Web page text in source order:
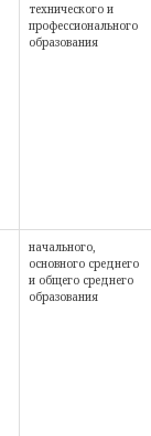
технического и
профессионального
образования
начального,
основного среднего
и общего среднего
образования